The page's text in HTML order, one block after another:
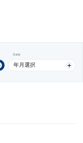
Date
年月選択